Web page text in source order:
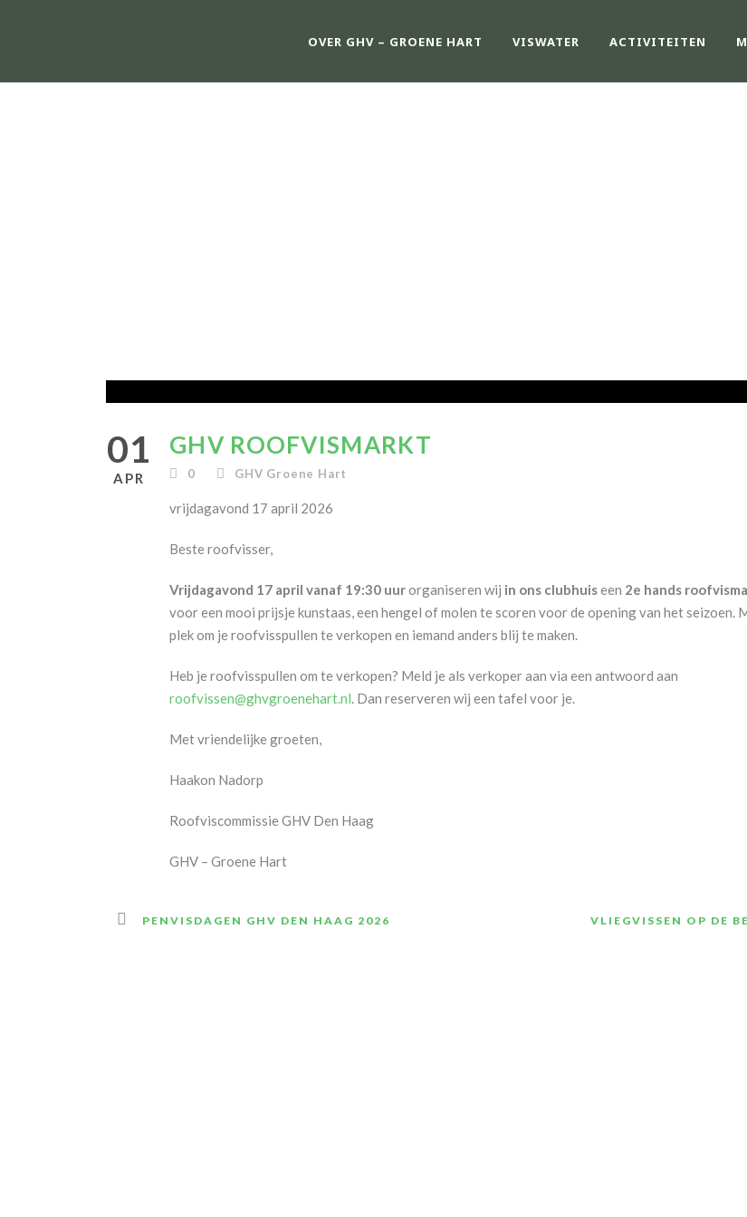
OVER GHV – GROENE HART VISWATER ACTIVITEITEN
01
APR
GHV ROOFVISMARKT
0 GHV Groene Hart
vrijdagavond 17 april 2026
Beste roofvisser,
Vrijdagavond 17 april vanaf 19:30 uurorganiseren wij in ons clubhuiseen 2e hands
voor een mooi prijsje kunstaas, een hengel of molen te scoren voor de opening van het seizoen.
plek om je roofvisspullen te verkopen en iemand anders blij te maken.
Heb je roofvisspullen om te verkopen? Meld je als verkoper aan via een antwoord aan
roofvissen@ghvgroenehart.nl. Dan reserveren wij een tafel voor je.
Met vriendelijke groeten,
Haakon Nadorp
Roofviscommissie GHV Den Haag
GHV – Groene Hart
PENVISDAGEN GHV DEN HAAG 2026 VLIEGVISSEN OP DE